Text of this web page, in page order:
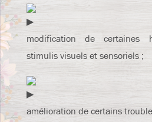
modification de certaines
stimulis visuels et sensoriels ;
amélioration de certains